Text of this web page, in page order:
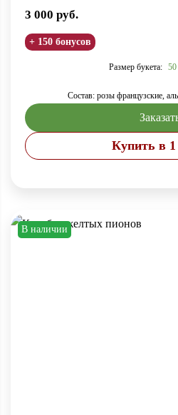
3 000 руб.
+ 150 бонусов
Размер букета:
Состав: розы французские,
Купить в
В наличии